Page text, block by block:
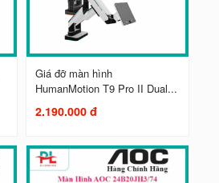
Giá đỡ màn hình
HumanMotion T9 Pro II Dual...
2.190.000 đ